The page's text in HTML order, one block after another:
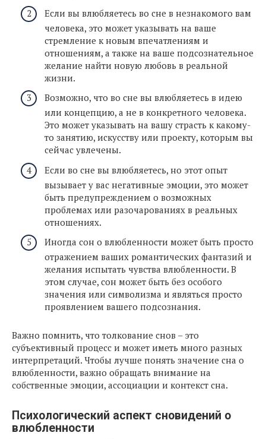
Если вы влюбляетесь во сне в незнакомого вам
человека, это может указывать на ваше
стремление к новым впечатлениям и
отношениям, а также на ваше подсознательное
желание найти новую любовь в реальной
жизни.
Возможно, что во сне вы влюбляетесь в идею
или концепцию, а не в конкретного человека.
Это может указывать на вашу страсть к какому-
то занятию, искусству или проекту, которым вы
сейчас увлечены.
Если во сне вы влюбляетесь, но этот опыт
вызывает у вас негативные эмоции, это может
быть предупреждением о возможных
проблемах или разочарованиях в реальных
отношениях.
Иногда сон о влюбленности может быть просто
отражением ваших романтических фантазий и
желания испытать чувства влюбленности. В
этом случае, сон может быть без особого
значения или символизма и являться просто
проявлением вашего подсознания.
Важно помнить, что толкование снов – это
субъективный процесс и может иметь много разных
интерпретаций. Чтобы лучше понять значение сна о
влюбленности, важно обращать внимание на
собственные эмоции, ассоциации и контекст сна.
Психологический аспект сновидений о
влюбленности